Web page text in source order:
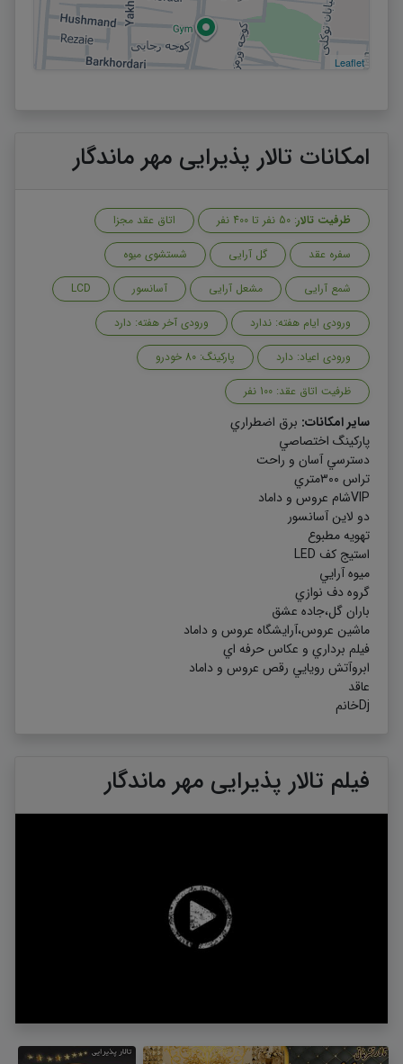
Leaflet
امکانات تالار پذیرایی مهر ماندگار
ظرفیت تالار: 50 نفر تا 400 نفر
اتاق عقد مجزا
سفره عقد
گل آرایی
شستشوی میوه
شمع آرایی
مشعل آرایی آسانسور
LCD
ورودی ایام هفته: ندارد
ورودی آخر هفته: دارد
ورودی اعیاد: دارد
پارکینگ: 80 خودرو
ظرفیت اتاق عقد: 100 نفر
سایر امکانات: برق اضطراري
پاركينگ اختصاصي
دسترسي آسان و راحت
تراس ٣٠٠متري
VIPشام عروس و داماد
دو لاين آسانسور
تهويه مطبوع
استيج كف LED
ميوه آرايي
گروه دف نوازي
باران گل،جاده عشق
ماشين عروس،آرايشگاه عروس و داماد
فيلم برداري و عكاس حرفه اي
ابروآتش رويايي رقص عروس و داماد
عاقد
Djخانم
فیلم تالار پذیرایی مهر ماندگار